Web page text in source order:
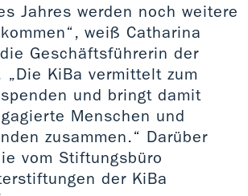
Jahres werden noch weitere
weiß Catharina
Geschäftsführerin der
„Die KiBa vermittelt zum
und bringt damit
Menschen und
zusammen.“ Darüber
vom Stiftungsbüro
der KiBa